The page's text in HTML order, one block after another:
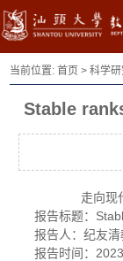
当前位置:首页 >科学
Stable
走向现
报告标题：
报告人：纪友清
报告时间：